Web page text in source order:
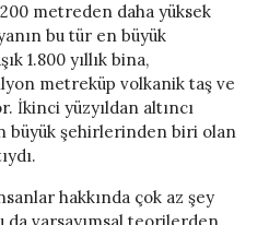
metreden daha yüksek
bu tür en büyük
1.800 yıllık bina,
metreküp volkanik taş ve
İkinci yüzyıldan altıncı
büyük şehirlerinden biri olan
hakkında çok az şey